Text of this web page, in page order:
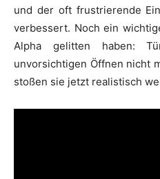
und der oft frustrierende
verbessert. Noch ein
Alpha gelitten haben:
unvorsichtigen Öffnen nicht
stoßen sie jetzt realistisch